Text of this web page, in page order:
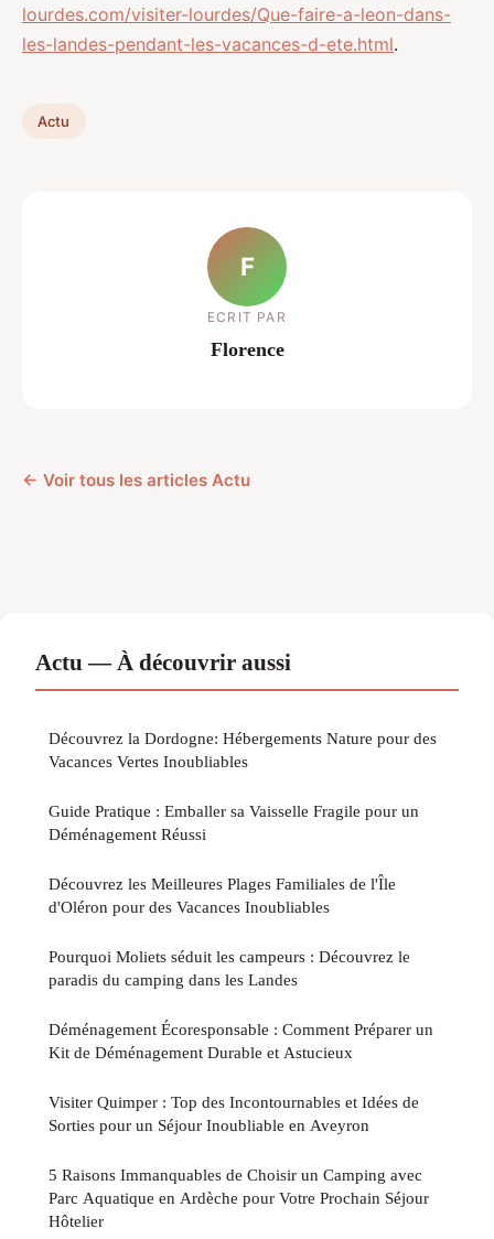
lourdes.com/visiter-lourdes/Que-faire-a-leon-dans-
les-landes-pendant-les-vacances-d-ete.html.
Actu
F
ECRIT PAR
Florence
← Voir tous les articles Actu
Actu — À découvrir aussi
Découvrez la Dordogne: Hébergements Nature pour des
Vacances Vertes Inoubliables
Guide Pratique : Emballer sa Vaisselle Fragile pour un
Déménagement Réussi
Découvrez les Meilleures Plages Familiales de l'Île
d'Oléron pour des Vacances Inoubliables
Pourquoi Moliets séduit les campeurs : Découvrez le
paradis du camping dans les Landes
Déménagement Écoresponsable : Comment Préparer un
Kit de Déménagement Durable et Astucieux
Visiter Quimper : Top des Incontournables et Idées de
Sorties pour un Séjour Inoubliable en Aveyron
5 Raisons Immanquables de Choisir un Camping avec
Parc Aquatique en Ardèche pour Votre Prochain Séjour
Hôtelier